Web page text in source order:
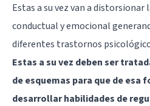
Estas a su vez van a
conductual y emocional
diferentes trastornos
Estas a su vez deben ser
de esquemas para que de esa
desarrollar habilidades de